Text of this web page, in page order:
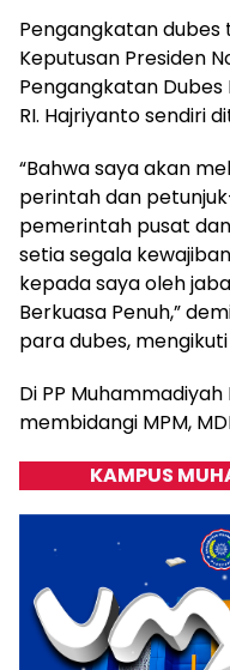
Pengangkatan
Keputusan Presiden
Pengangkatan Dubes
RI. Hajriyanto sendiri
“Bahwa saya akan
perintah dan
pemerintah pusat
setia segala
kepada saya oleh
Berkuasa Penuh,”
para dubes,
Di PP
membidangi MPM,
KAMPUS